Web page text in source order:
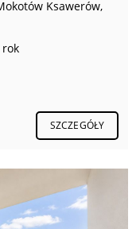
Ksawerów,
rok
SZCZEGÓŁY